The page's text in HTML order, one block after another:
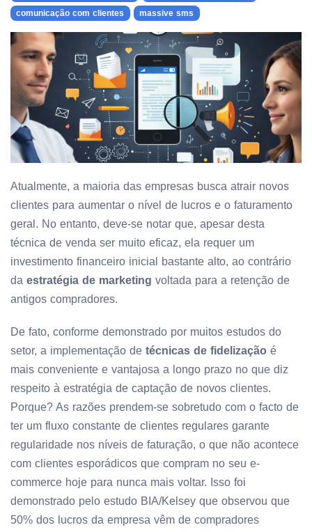
comunicação com clientes
massive sms
Atualmente, a maioria das empresas busca atrair novos
clientes para aumentar o nível de lucros e o faturamento
geral. No entanto, deve-se notar que, apesar desta
técnica de venda ser muito eficaz, ela requer um
investimento financeiro inicial bastante alto, ao contrário
da estratégia de marketing voltada para a retenção de
antigos compradores.
De fato, conforme demonstrado por muitos estudos do
setor, a implementação de técnicas de fidelização é
mais conveniente e vantajosa a longo prazo no que diz
respeito à estratégia de captação de novos clientes.
Porque? As razões prendem-se sobretudo com o facto de
ter um fluxo constante de clientes regulares garante
regularidade nos níveis de faturação, o que não acontece
com clientes esporádicos que compram no seu e-
commerce hoje para nunca mais voltar. Isso foi
demonstrado pelo estudo BIA/Kelsey que observou que
50% dos lucros da empresa vêm de compradores